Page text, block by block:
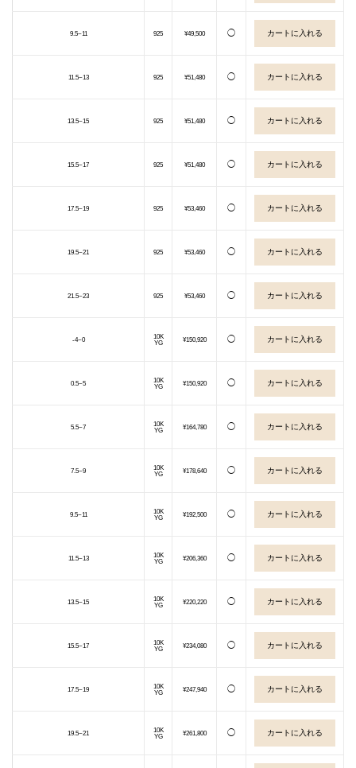
9.5~11 925 ¥49,500 ◯
11.5~13 925 ¥51,480 ◯
13.5~15 925 ¥51,480 ◯
15.5~17 925 ¥51,480 ◯
17.5~19 925 ¥53,460 ◯
19.5~21 925 ¥53,460 ◯
21.5~23 925 ¥53,460 ◯
-4~0
10K
YG
¥150,920 ◯
0.5~5
10K
YG
¥150,920 ◯
5.5~7
10K
YG
¥164,780 ◯
7.5~9
10K
YG
¥178,640 ◯
9.5~11
10K
YG
¥192,500 ◯
11.5~13
10K
YG
¥206,360 ◯
13.5~15
10K
YG
¥220,220 ◯
15.5~17
10K
YG
¥234,080 ◯
17.5~19
10K
YG
¥247,940 ◯
19.5~21
10K
YG
¥261,800 ◯